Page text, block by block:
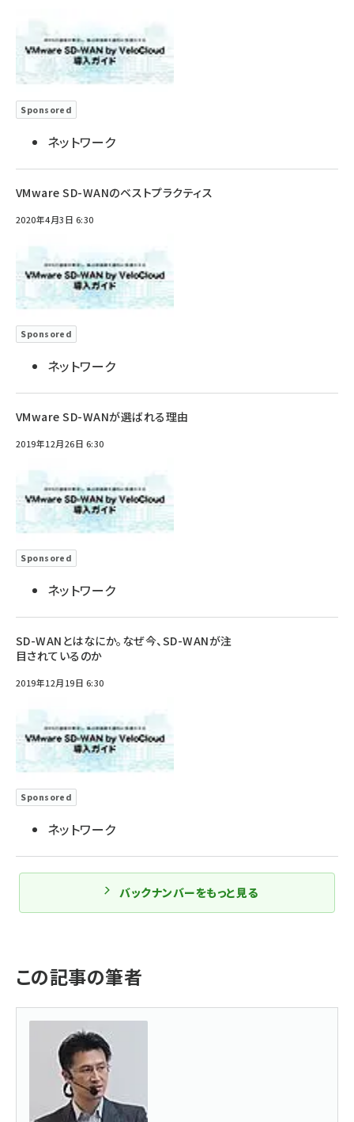
Sponsored
ネットワーク
VMware SD-WANのベストプラクティス
2020年4月3日 6:30
Sponsored
ネットワーク
VMware SD-WANが選ばれる理由
2019年12月26日 6:30
Sponsored
ネットワーク
SD-WANとはなにか。なぜ今、SD-WANが注
目されているのか
2019年12月19日 6:30
Sponsored
ネットワーク
バックナンバーをもっと見る
この記事の筆者